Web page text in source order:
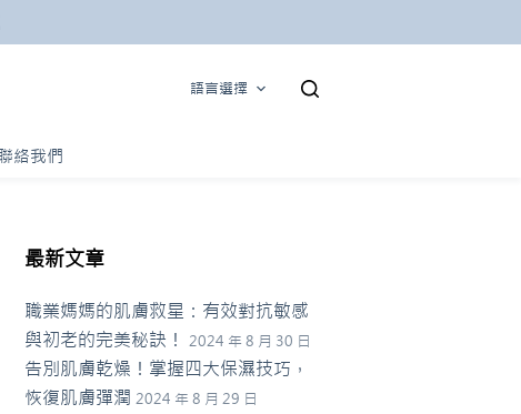
語言選擇
絡我們
最新文章
職業媽媽的肌膚救星：有效對抗敏感
與初老的完美秘訣！
2024 年 8 月 30 日
告別肌膚乾燥！掌握四大保濕技巧，
恢復肌膚彈潤 2024 年 8 月 29 日